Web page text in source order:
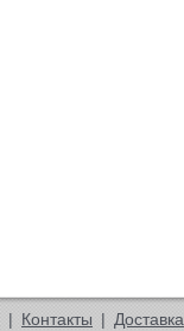
| Контакты | Доставка